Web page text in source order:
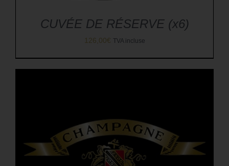
CUVÉE DE RÉSERVE (x6)
126,00€ TVA incluse